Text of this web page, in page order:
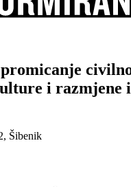
i razmjene
Šibenik